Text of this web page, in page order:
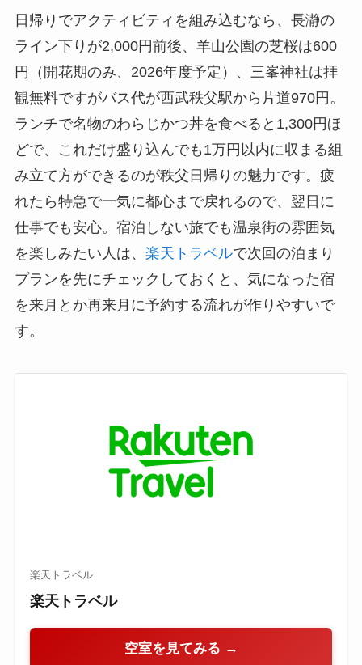
日帰りでアクティビティを組み込むなら、長瀞の
ライン下りが2,000円前後、羊山公園の芝桜は600
円（開花期のみ、2026年度予定）、三峯神社は拝
観無料ですがバス代が西武秩父駅から片道970円。
ランチで名物のわらじかつ丼を食べると1,300円ほ
どで、これだけ盛り込んでも1万円以内に収まる組
み立て方ができるのが秩父日帰りの魅力です。疲
れたら特急で一気に都心まで戻れるので、翌日に
仕事でも安心。宿泊しない旅でも温泉街の雰囲気
を楽しみたい人は、 楽天トラベルで次回の泊まり
プランを先にチェックしておくと、気になった宿
を来月とか再来月に予約する流れが作りやすいで
す。
楽天トラベル
楽天トラベル
空室を見てみる →